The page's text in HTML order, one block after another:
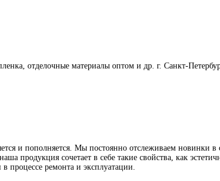
отделочные материалы оптом и др. г. Санкт-
и пополняется. Мы постоянно отслеживаем новинки в
продукция сочетает в себе такие свойства, как
процессе ремонта и эксплуатации.